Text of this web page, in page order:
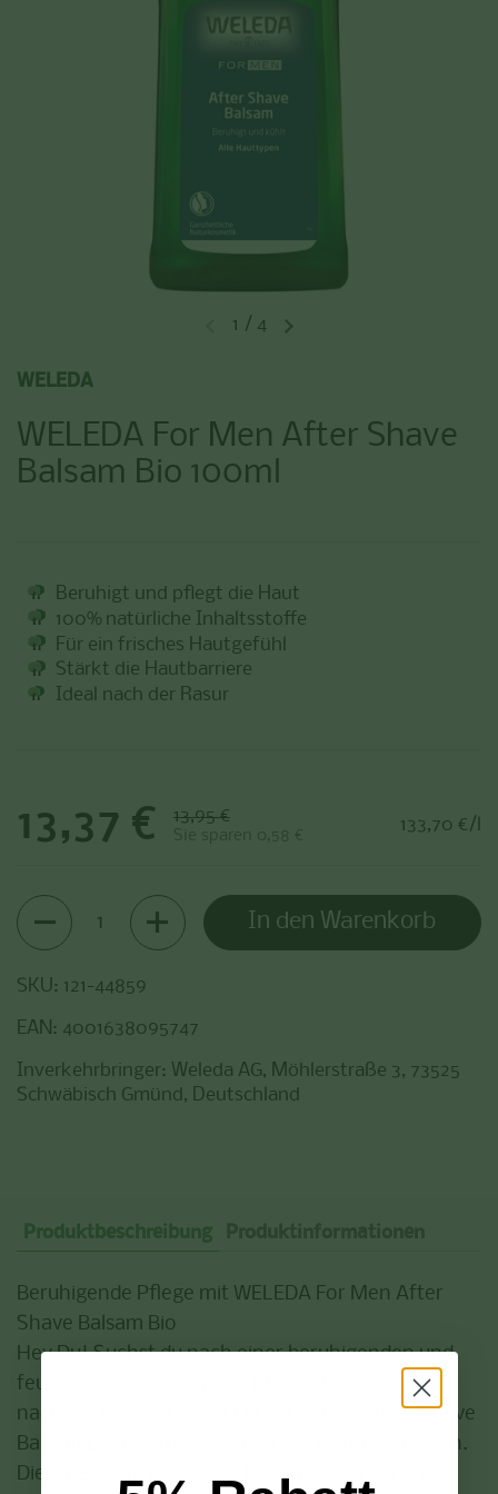
Vorherige Folie
1 / 4
WELEDA
WELEDA For Men After Shave
Balsam Bio 100ml
Beruhigt und pflegt die Haut
100% natürliche Inhaltsstoffe
Für ein frisches Hautgefühl
Stärkt die Hautbarriere
Ideal nach der Rasur
Sale-Preis:
13,37 € Regulärer Preis:
13,95 € Stückpreis:
133,70 €/l
Anzahl
In den Warenkorb
SKU: 121-44859
EAN: 4001638095747
Inverkehrbringer: Weleda AG, Möhlerstraße 3, 73525
Schwäbisch Gmünd, Deutschland
Produktbeschreibung
Beruhigende Pflege mit WELEDA For Men After
Shave Balsam Bio
Hey Du! Suchst du nach einer beruhigenden und
feuchtigkeitsspendenden Pflege für deine Haut
nach der Rasur? Der WELEDA For Men After Shave
Balsam Bio (100ml) ist genau das Richtige für dich.
Dieser Balsam pflegt und beruhigt beanspruchte